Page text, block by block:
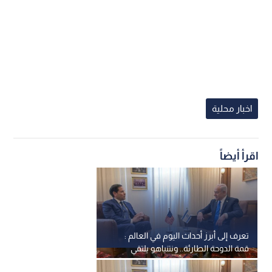
اخبار محلية
اقرأ أيضاً
تعرف إلى أبرز أحداث اليوم في العالم :
قمة الدوحة الطارئة.. ونتنياهو يلتقي
روبيو